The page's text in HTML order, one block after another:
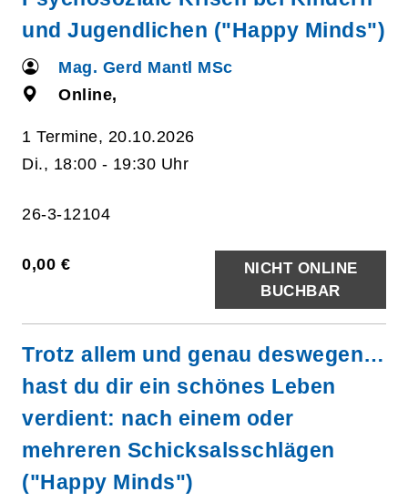
und Jugendlichen ("Happy Minds")
Mag. Gerd Mantl MSc
Online,
1 Termine, 20.10.2026
Di., 18:00 - 19:30 Uhr
26-3-12104
0,00 €
NICHT ONLINE
BUCHBAR
Trotz allem und genau deswegen…
hast du dir ein schönes Leben
verdient: nach einem oder
mehreren Schicksalsschlägen
("Happy Minds")